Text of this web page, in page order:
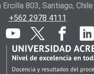
Ercilla 803, Santiago, Chile
+562 2978 4111